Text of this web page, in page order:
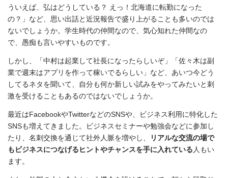
ういえば、弘はどうしている？ えっ！北海道に転勤になった
の？」など、思い出話と近況報告で盛り上がることも多いのでは
ないでしょうか。学生時代の仲間なので、気心知れた仲間なの
で、愚痴も言いやすいものです。
しかし、「中村は起業して社長になったらしいぞ」「佐々木は副
業で週末はアプリを作って稼いでるらしい」など、あいつ今どう
してるネタを聞いて、自分も何か新しい試みをやってみたいと刺
激を受けることもあるのではないでしょうか。
最近はFacebookやTwitterなどのSNSや、ビジネス利用に特化した
SNSも増えてきました。ビジネスセミナーや勉強会などに参加し
たり、名刺交換を通じて社外人脈を増やし、
リアルな交流の場で
もビジネスにつなげるヒントやチャンスを手に入れている 人もい
ます。